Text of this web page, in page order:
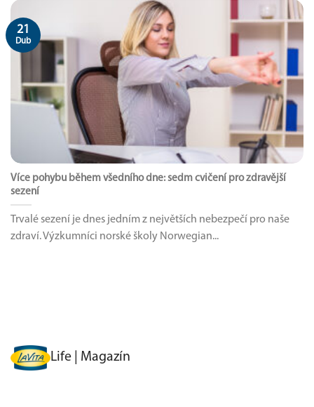
Více pohybu během všedního dne: sedm cvičení pro zdravější
sezení
Trvalé sezení je dnes jedním z největších nebezpečí pro naše
zdraví. Výzkumníci norské školy Norwegian...
21
Dub
Life | Magazín